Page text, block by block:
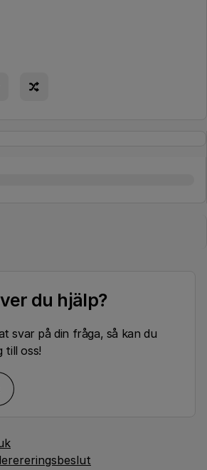
du hjälp?
svar på din fråga, så kan du
till oss!